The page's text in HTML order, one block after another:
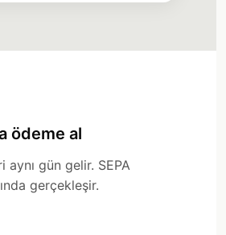
ödeme al
aynı gün gelir. SEPA
gerçekleşir.